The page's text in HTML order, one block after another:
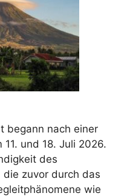
begann nach einer
und 18. Juli 2026.
des
zuvor durch das
wie